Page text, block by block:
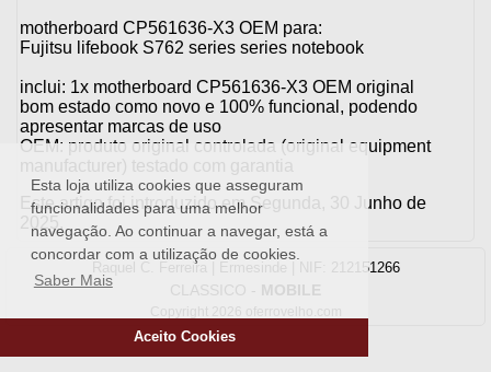
Esta loja utiliza cookies que asseguram
funcionalidades para uma melhor
navegação. Ao continuar a navegar, está a
concordar com a utilização de cookies.
Saber Mais
Aceito Cookies
motherboard CP561636-X3 OEM para:
Fujitsu lifebook S762 series series notebook
inclui: 1x motherboard CP561636-X3 OEM original
bom estado como novo e 100% funcional, podendo
apresentar marcas de uso
OEM: produto original controlada (original equipment
manufacturer) testado com garantia
Este artigo foi introduzido em Segunda, 30 Junho de
2025.
Raquel C. Ferreira | Ermesinde | NIF: 212151266
CLASSICO - MOBILE
Copyright 2026 oferrovelho.com